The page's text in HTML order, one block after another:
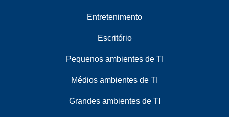
Entretenimento
Escritório
Pequenos ambientes de TI
Médios ambientes de TI
Grandes ambientes de TI